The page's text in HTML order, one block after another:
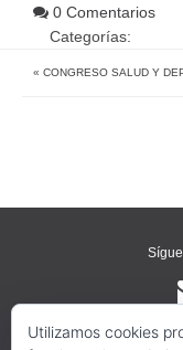
0 Comentarios
Categorías:
« CONGRESO SALUD Y
Utilizamos cookies